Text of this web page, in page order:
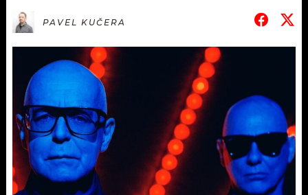
#NEBUDUDOMA
KALENDÁŘ
KVÍZY
VIP
TRENDY
KULTURA
APLIKACE
PLAYLIST
JAK NALADIT
SOUTĚŽE
PAVEL KUČERA